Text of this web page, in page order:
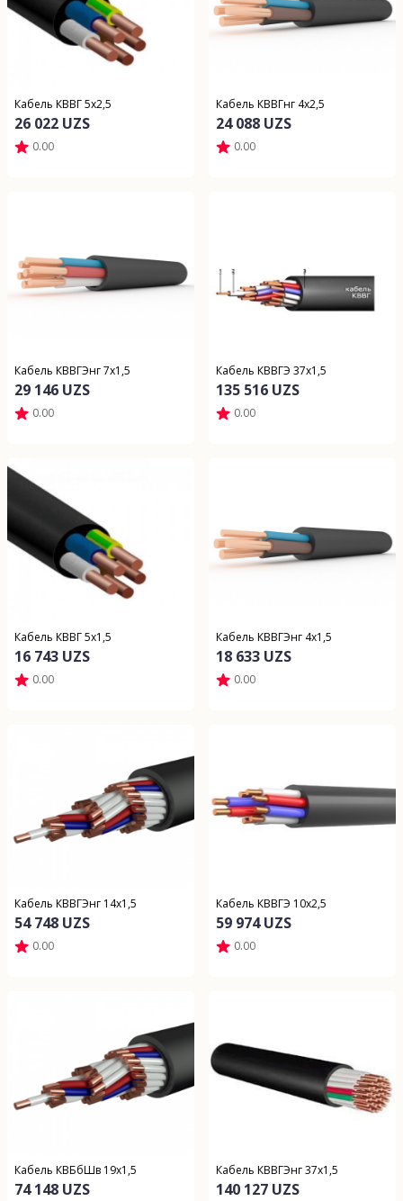
Кабель КВВГ 5х2,5
26 022 UZS
0.00
Кабель КВВГнг 4х2,5
24 088 UZS
0.00
Кабель КВВГЭнг 7х1,5
29 146 UZS
0.00
Кабель КВВГЭ 37х1,5
135 516 UZS
0.00
Кабель КВВГ 5х1,5
16 743 UZS
0.00
Кабель КВВГЭнг 4х1,5
18 633 UZS
0.00
Кабель КВВГЭнг 14х1,5
54 748 UZS
0.00
Кабель КВВГЭ 10х2,5
59 974 UZS
0.00
Кабель КВБбШв 19х1,5
74 148 UZS
Кабель КВВГЭнг 37х1,5
140 127 UZS